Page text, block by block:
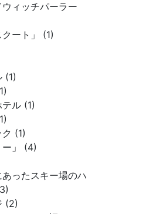
ウィッチパーラー
ート」 (1)
(1)
ル (1)
(1)
ー」 (4)
ったスキー場のハ
(2)